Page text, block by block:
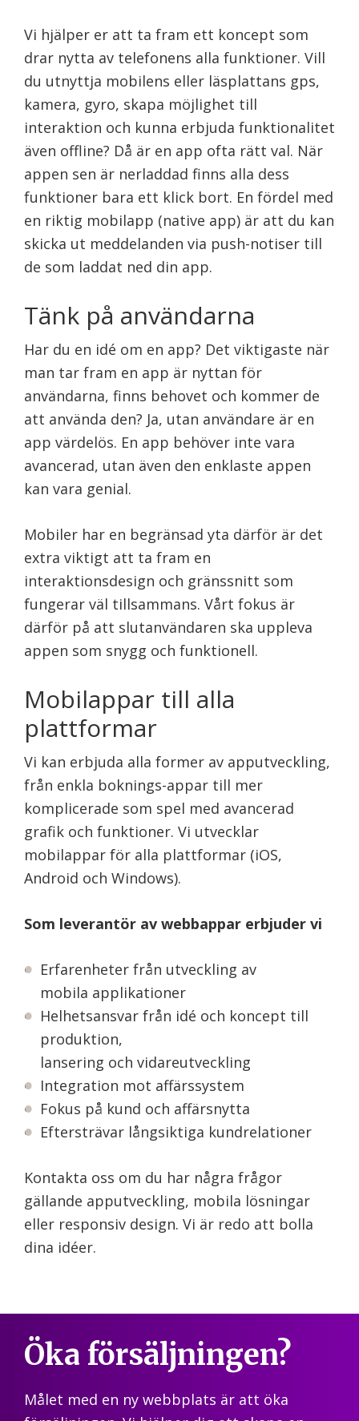
Vi hjälper er att ta fram ett koncept som
drar nytta av telefonens alla funktioner. Vill
du utnyttja mobilens eller läsplattans gps,
kamera, gyro, skapa möjlighet till
interaktion och kunna erbjuda funktionalitet
även offline? Då är en app ofta rätt val. När
appen sen är nerladdad finns alla dess
funktioner bara ett klick bort. En fördel med
en riktig mobilapp (native app) är att du kan
skicka ut meddelanden via push-notiser till
de som laddat ned din app.
Tänk på användarna
Har du en idé om en app? Det viktigaste när
man tar fram en app är nyttan för
användarna, finns behovet och kommer de
att använda den? Ja, utan användare är en
app värdelös. En app behöver inte vara
avancerad, utan även den enklaste appen
kan vara genial.
Mobiler har en begränsad yta därför är det
extra viktigt att ta fram en
interaktionsdesign och gränssnitt som
fungerar väl tillsammans. Vårt fokus är
därför på att slutanvändaren ska uppleva
appen som snygg och funktionell.
Mobilappar till alla
plattformar
Vi kan erbjuda alla former av apputveckling,
från enkla boknings-appar till mer
komplicerade som spel med avancerad
grafik och funktioner. Vi utvecklar
mobilappar för alla plattformar (iOS,
Android och Windows).
Som leverantör av webbappar erbjuder vi
Erfarenheter från utveckling av
mobila applikationer
Helhetsansvar från idé och koncept till
produktion,
lansering och vidareutveckling
Integration mot affärssystem
Fokus på kund och affärsnytta
Eftersträvar långsiktiga kundrelationer
Kontakta oss om du har några frågor
gällande apputveckling, mobila lösningar
eller responsiv design. Vi är redo att bolla
dina idéer.
Öka försäljningen?
Målet med en ny webbplats är att öka